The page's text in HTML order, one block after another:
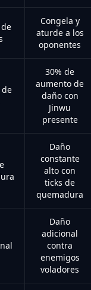
Congela y
aturde a los
oponentes
de
30% de
aumento de
daño con
Jinwu
presente
Daño
constante
alto con
ticks de
quemadura
Daño
adicional
contra
enemigos
voladores